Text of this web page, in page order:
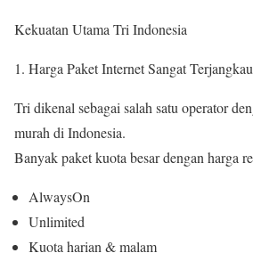
Kekuatan Utama Tri Indonesia
Harga Paket Internet Sangat Terjangkau
Tri dikenal sebagai salah satu operator
murah di Indonesia.
Banyak paket kuota besar dengan harga
AlwaysOn
Unlimited
Kuota harian & malam